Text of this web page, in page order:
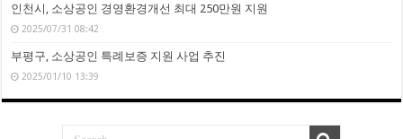
인천시, 소상공인 경영환경개선 최대 250만원 지원
2025/07/31 08:42
부평구, 소상공인 특례보증 지원 사업 추진
2025/01/10 13:39